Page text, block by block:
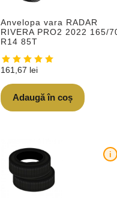
Anvelopa vara RADAR
RIVERA PRO2 2022 165/
R14 85T
161,67 lei
Adaugă în coș
i